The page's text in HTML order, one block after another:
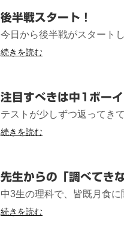
後半戦スタート！
今日から後半戦がスタート
続きを読む
注目すべきは中1ボーイ
テストが少しずつ返ってき
続きを読む
先生からの「調べてき
中3生の理科で、皆既月食
続きを読む